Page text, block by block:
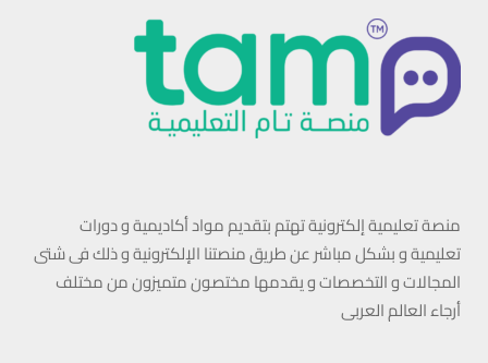
منصة تعليمية إلكترونية تهتم بتقديم مواد أكاديمية و دورات
تعليمية و بشكل مباشر عن طريق منصتنا الإلكترونية و ذلك فى شتى
المجالات و التخصصات و يقدمها مختصون متميزون من مختلف
أرجاء العالم العربى